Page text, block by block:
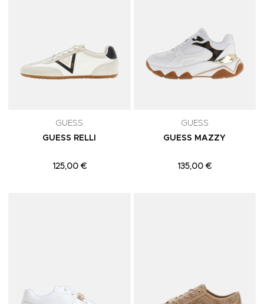
GUESS
GUESS RELLI
125,00 €
GUESS
GUESS MAZZY
135,00 €